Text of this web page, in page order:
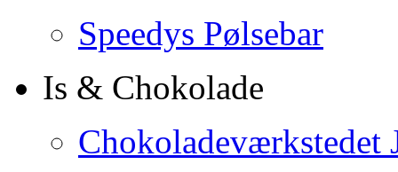
Speedys Pølsebar
Is & Chokolade
Chokoladeværkstedet